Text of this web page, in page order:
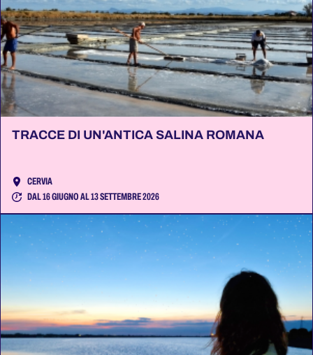
TRACCE DI UN'ANTICA SALINA ROMANA
CERVIA
DAL 16 GIUGNO AL 13 SETTEMBRE 2026